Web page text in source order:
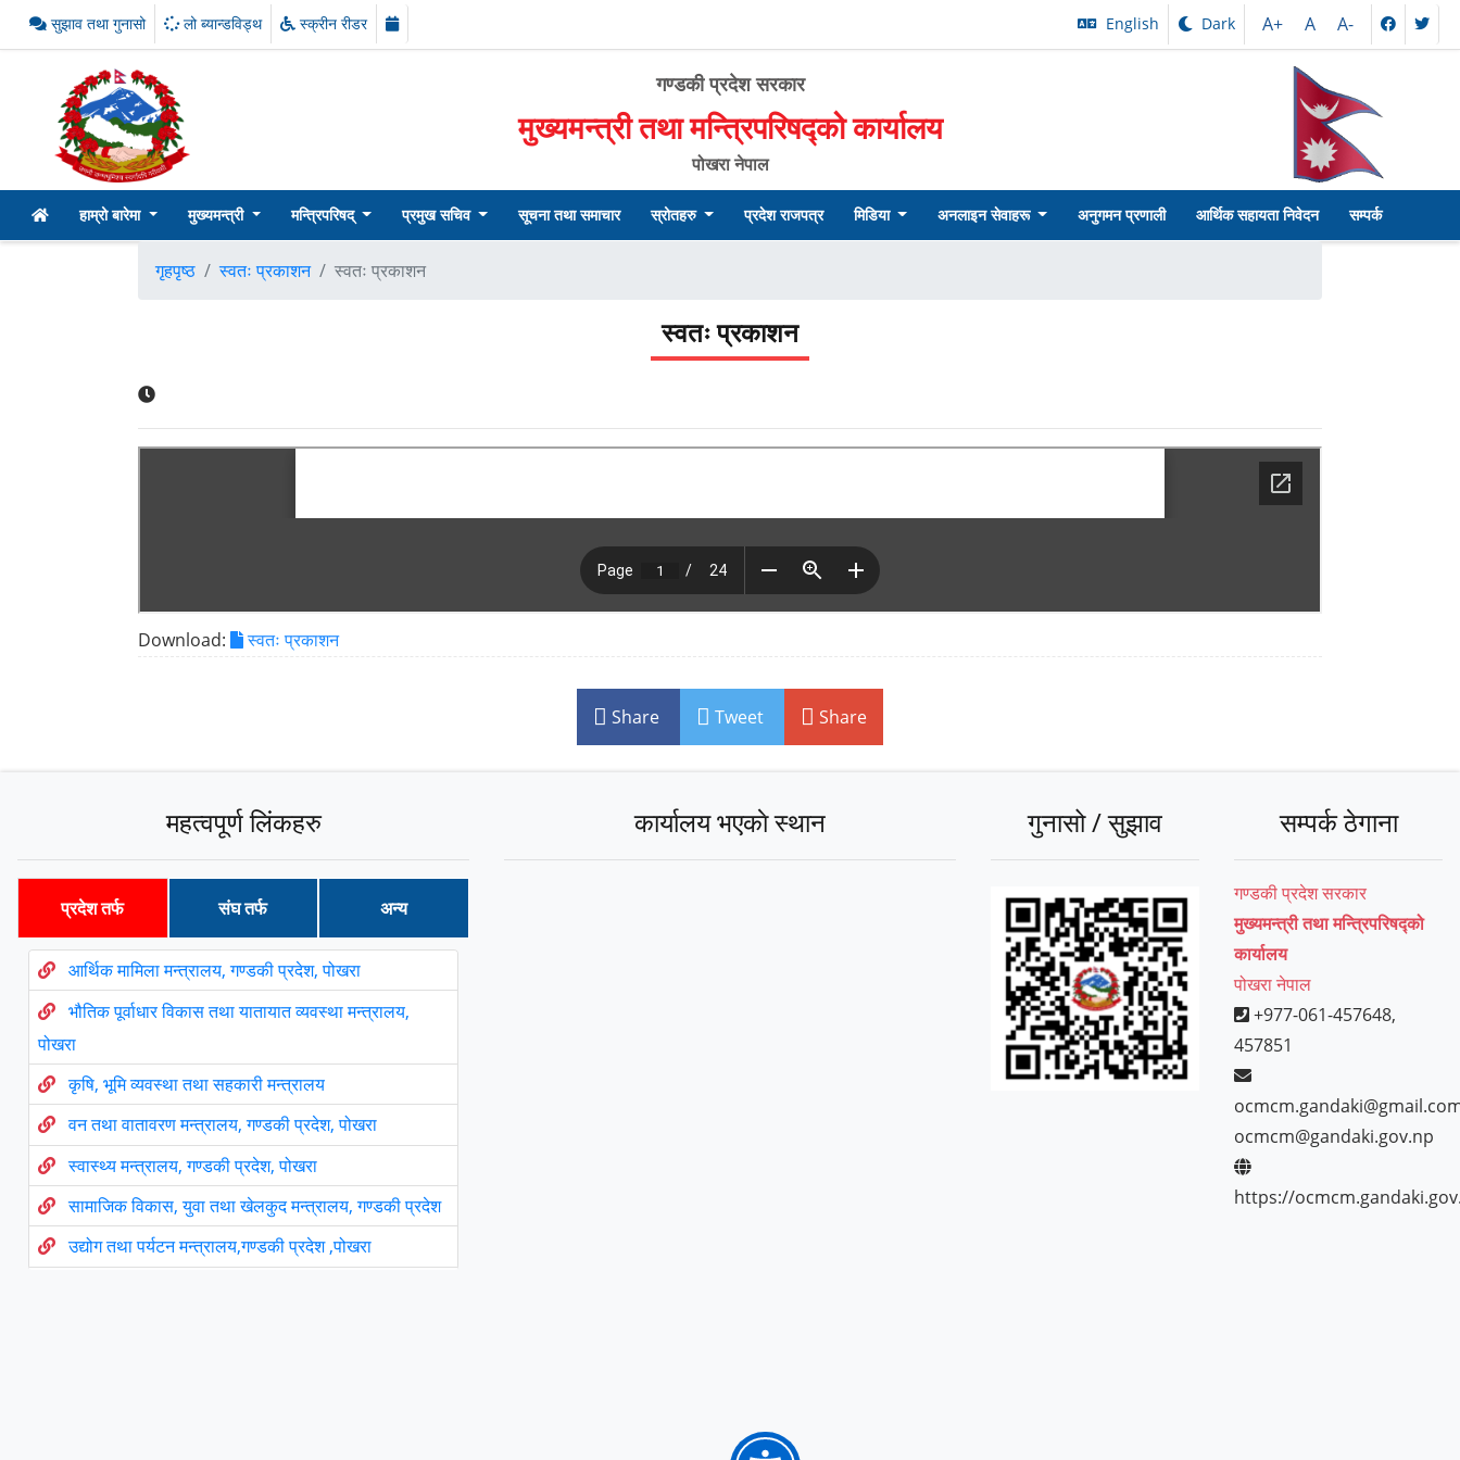
सुझाव तथा गुनासो लो ब्यान्डविड्थ स्क्रीन रीडर English Dark A+ A A-
गण्डकी प्रदेश सरकार
मुख्यमन्त्री तथा मन्त्रिपरिषद्को कार्यालय
पोखरा नेपाल
हाम्रो बारेमा मुख्यमन्त्री मन्त्रिपरिषद् प्रमुख सचिव सूचना तथा समाचार स्रोतहरु प्रदेश राजपत्र मिडिया अनलाइन सेवाहरू अनुगमन प्रणाली आर्थिक सहायता निवेदन सम्पर्क
गृहपृष्ठ स्वतः प्रकाशन स्वतः प्रकाशन
स्वतः प्रकाशन
Download: स्वतः प्रकाशन
Share Tweet Share
महत्वपूर्ण लिंकहरु
प्रदेश तर्फ संघ तर्फ अन्य
आर्थिक मामिला मन्त्रालय, गण्डकी प्रदेश, पोखरा
भौतिक पूर्वाधार विकास तथा यातायात व्यवस्था मन्त्रालय,
पोखरा
कृषि, भूमि व्यवस्था तथा सहकारी मन्त्रालय
वन तथा वातावरण मन्त्रालय, गण्डकी प्रदेश, पोखरा
स्वास्थ्य मन्त्रालय, गण्डकी प्रदेश, पोखरा
सामाजिक विकास, युवा तथा खेलकुद मन्त्रालय, गण्डकी प्रदेश
उद्योग तथा पर्यटन मन्त्रालय,गण्डकी प्रदेश ,पोखरा
कार्यालय भएकाे स्थान गुनासो / सुझाव सम्पर्क ठेगाना
गण्डकी प्रदेश सरकार
मुख्यमन्त्री तथा मन्त्रिपरिषद्को
कार्यालय
पोखरा नेपाल
+977-061-457648,
457851
ocmcm@gandaki.gov.np
https://